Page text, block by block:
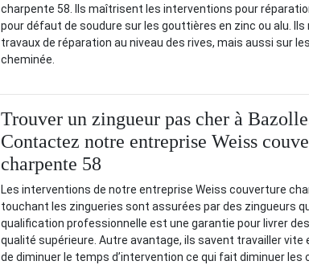
charpente 58. Ils maîtrisent les interventions pour
pour défaut de soudure sur les gouttières en zinc ou alu.
travaux de réparation au niveau des rives, mais aussi sur
cheminée.
Trouver un zingueur pas cher à
Contactez notre entreprise Weiss
charpente 58
Les interventions de notre entreprise Weiss couverture
touchant les zingueries sont assurées par des zingueurs
qualification professionnelle est une garantie pour livrer
qualité supérieure. Autre avantage, ils savent travailler vite
de diminuer le temps d’intervention ce qui fait diminuer les